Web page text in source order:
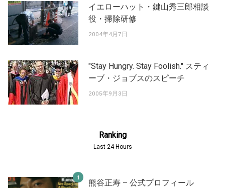
イエローハット・鍵山秀三郎相談
役・掃除研修
2004年4月7日
"Stay Hungry. Stay Foolish." スティ
ーブ・ジョブスのスピーチ
2005年9月3日
Ranking
Last 24 Hours
熊谷正寿 – 公式プロフィール